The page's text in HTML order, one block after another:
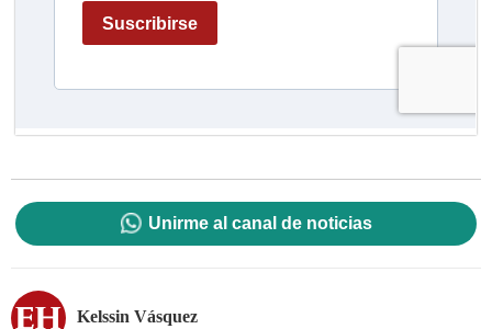
Unirme al canal de noticias
Kelssin Vásquez